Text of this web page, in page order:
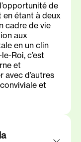
de
en étant à deux
cadre de vie
aux
en un clin
Roi, c’est
et
avec d’autres
et